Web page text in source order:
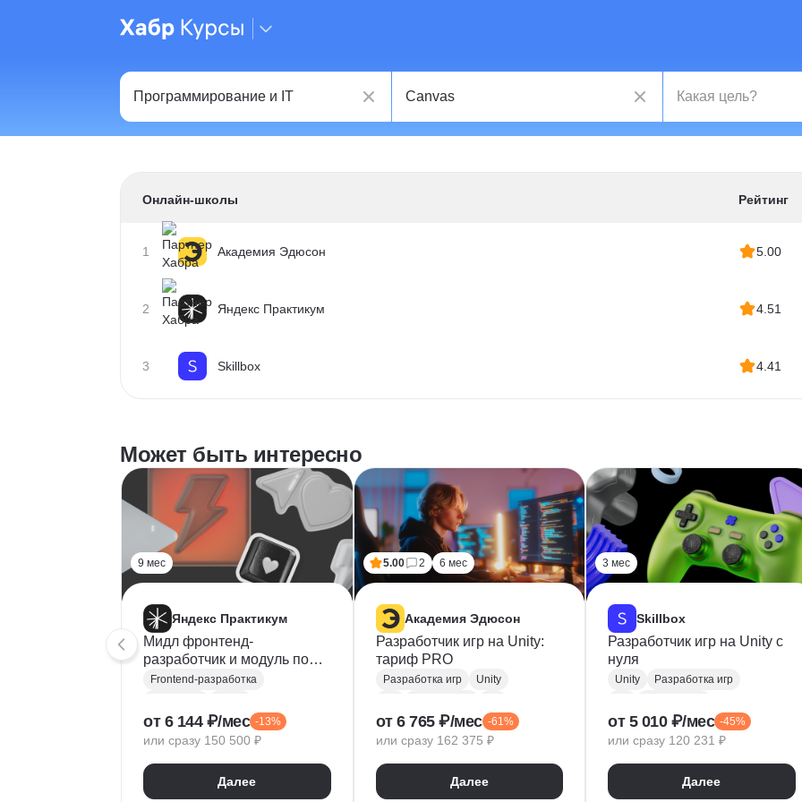
Онлайн-школы Рейтинг
1 Академия Эдюсон 5.00
2 Яндекс Практикум 4.51
3 Skillbox 4.41
Может быть интересно
9 мес
Яндекс Практикум
Мидл фронтенд-
разработчик и модуль по
React
Frontend-разработка
TypeScript
HTML/CSS
PostCSS
Express
HTTP
Handlebars
CI / CD
от 6 144 ₽/мес -13%
или сразу 150 500 ₽
Далее
5.00 2 6 мес
Академия Эдюсон
Разработчик игр на Unity:
тариф PRO
Разработка игр
Unity
Canvas
Дизайн уровней
Асинхронное программирование
Создание анимации
от 6 765 ₽/мес -61%
или сразу 162 375 ₽
Далее
3 мес
Skillbox
Разработчик игр на Unity с
нуля
Unity
Разработка игр
Canvas
Blender
3D анимация
3D моделирование
Нарративный дизайнер
от 5 010 ₽/мес -45%
или сразу 120 231 ₽
Далее